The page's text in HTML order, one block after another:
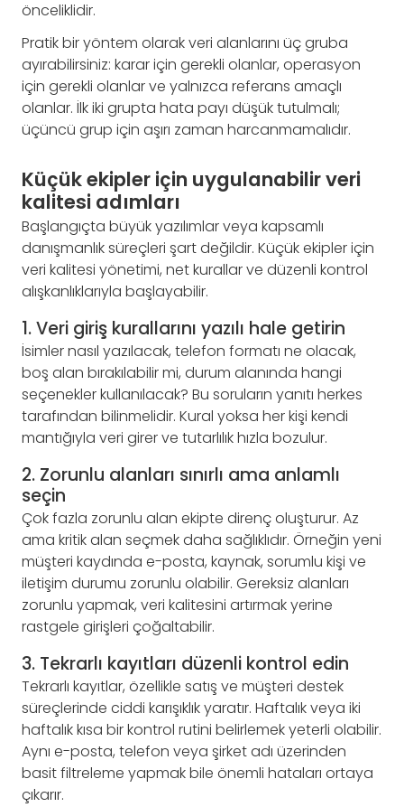
önceliklidir.
Pratik bir yöntem olarak veri alanlarını üç gruba
ayırabilirsiniz: karar için gerekli olanlar, operasyon
için gerekli olanlar ve yalnızca referans amaçlı
olanlar. İlk iki grupta hata payı düşük tutulmalı;
üçüncü grup için aşırı zaman harcanmamalıdır.
Küçük ekipler için uygulanabilir veri
kalitesi adımları
Başlangıçta büyük yazılımlar veya kapsamlı
danışmanlık süreçleri şart değildir. Küçük ekipler için
veri kalitesi yönetimi, net kurallar ve düzenli kontrol
alışkanlıklarıyla başlayabilir.
1. Veri giriş kurallarını yazılı hale getirin
İsimler nasıl yazılacak, telefon formatı ne olacak,
boş alan bırakılabilir mi, durum alanında hangi
seçenekler kullanılacak? Bu soruların yanıtı herkes
tarafından bilinmelidir. Kural yoksa her kişi kendi
mantığıyla veri girer ve tutarlılık hızla bozulur.
2. Zorunlu alanları sınırlı ama anlamlı
seçin
Çok fazla zorunlu alan ekipte direnç oluşturur. Az
ama kritik alan seçmek daha sağlıklıdır. Örneğin yeni
müşteri kaydında e-posta, kaynak, sorumlu kişi ve
iletişim durumu zorunlu olabilir. Gereksiz alanları
zorunlu yapmak, veri kalitesini artırmak yerine
rastgele girişleri çoğaltabilir.
3. Tekrarlı kayıtları düzenli kontrol edin
Tekrarlı kayıtlar, özellikle satış ve müşteri destek
süreçlerinde ciddi karışıklık yaratır. Haftalık veya iki
haftalık kısa bir kontrol rutini belirlemek yeterli olabilir.
Aynı e-posta, telefon veya şirket adı üzerinden
basit filtreleme yapmak bile önemli hataları ortaya
çıkarır.